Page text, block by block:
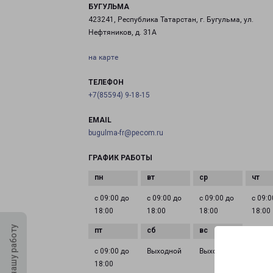
БУГУЛЬМА
423241, Республика Татарстан, г. Бугульма, ул.
Нефтяников, д. 31А
на карте
ТЕЛЕФОН
+7(85594) 9-18-15
EMAIL
bugulma-fr@pecom.ru
ГРАФИК РАБОТЫ
с 09:00 до
18:00
с 09:00 до
18:00
с 09:00 до
18:00
с
18:00
с 09:00 до
18:00
Выходной Выходной